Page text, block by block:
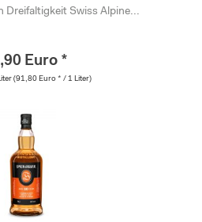
Dreifaltigkeit Swiss Alpine...
Euro *
(91,80 Euro * / 1 Liter)